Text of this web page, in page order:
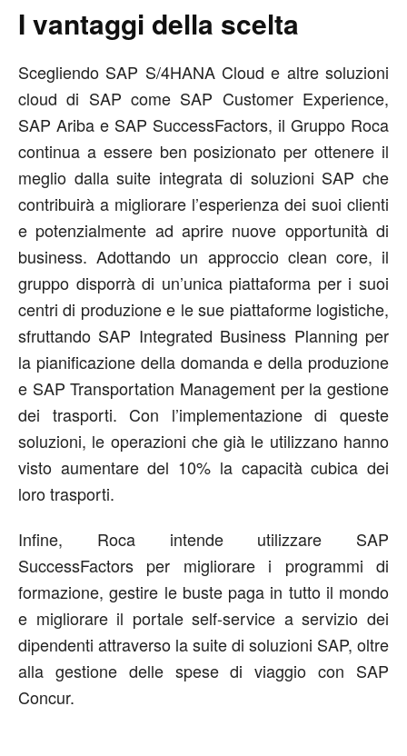
I vantaggi della scelta
Scegliendo SAP S/4HANA Cloud e altre soluzioni
cloud di SAP come SAP Customer Experience,
SAP Ariba e SAP SuccessFactors, il Gruppo Roca
continua a essere ben posizionato per ottenere il
meglio dalla suite integrata di soluzioni SAP che
contribuirà a migliorare l’esperienza dei suoi clienti
e potenzialmente ad aprire nuove opportunità di
business. Adottando un approccio clean core, il
gruppo disporrà di un’unica piattaforma per i suoi
centri di produzione e le sue piattaforme logistiche,
sfruttando SAP Integrated Business Planning per
la pianificazione della domanda e della produzione
e SAP Transportation Management per la gestione
dei trasporti. Con l’implementazione di queste
soluzioni, le operazioni che già le utilizzano hanno
visto aumentare del 10% la capacità cubica dei
loro trasporti.
Infine, Roca intende utilizzare SAP
SuccessFactors per migliorare i programmi di
formazione, gestire le buste paga in tutto il mondo
e migliorare il portale self-service a servizio dei
dipendenti attraverso la suite di soluzioni SAP, oltre
alla gestione delle spese di viaggio con SAP
Concur.